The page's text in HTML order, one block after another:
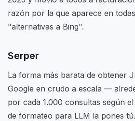
razón por la que aparece en
"alternativas a Bing".
Serper
La forma más barata de obtener
Google en crudo a escala —
por cada 1.000 consultas según
de formateo para LLM la pones